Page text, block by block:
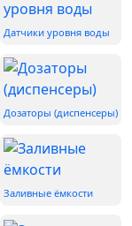
Датчики уровня воды
Дозаторы (диспенсеры)
Заливные ёмкости